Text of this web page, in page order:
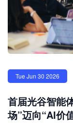
Tue Jun 30 2026
首届光谷智能
场”迈向“AI价